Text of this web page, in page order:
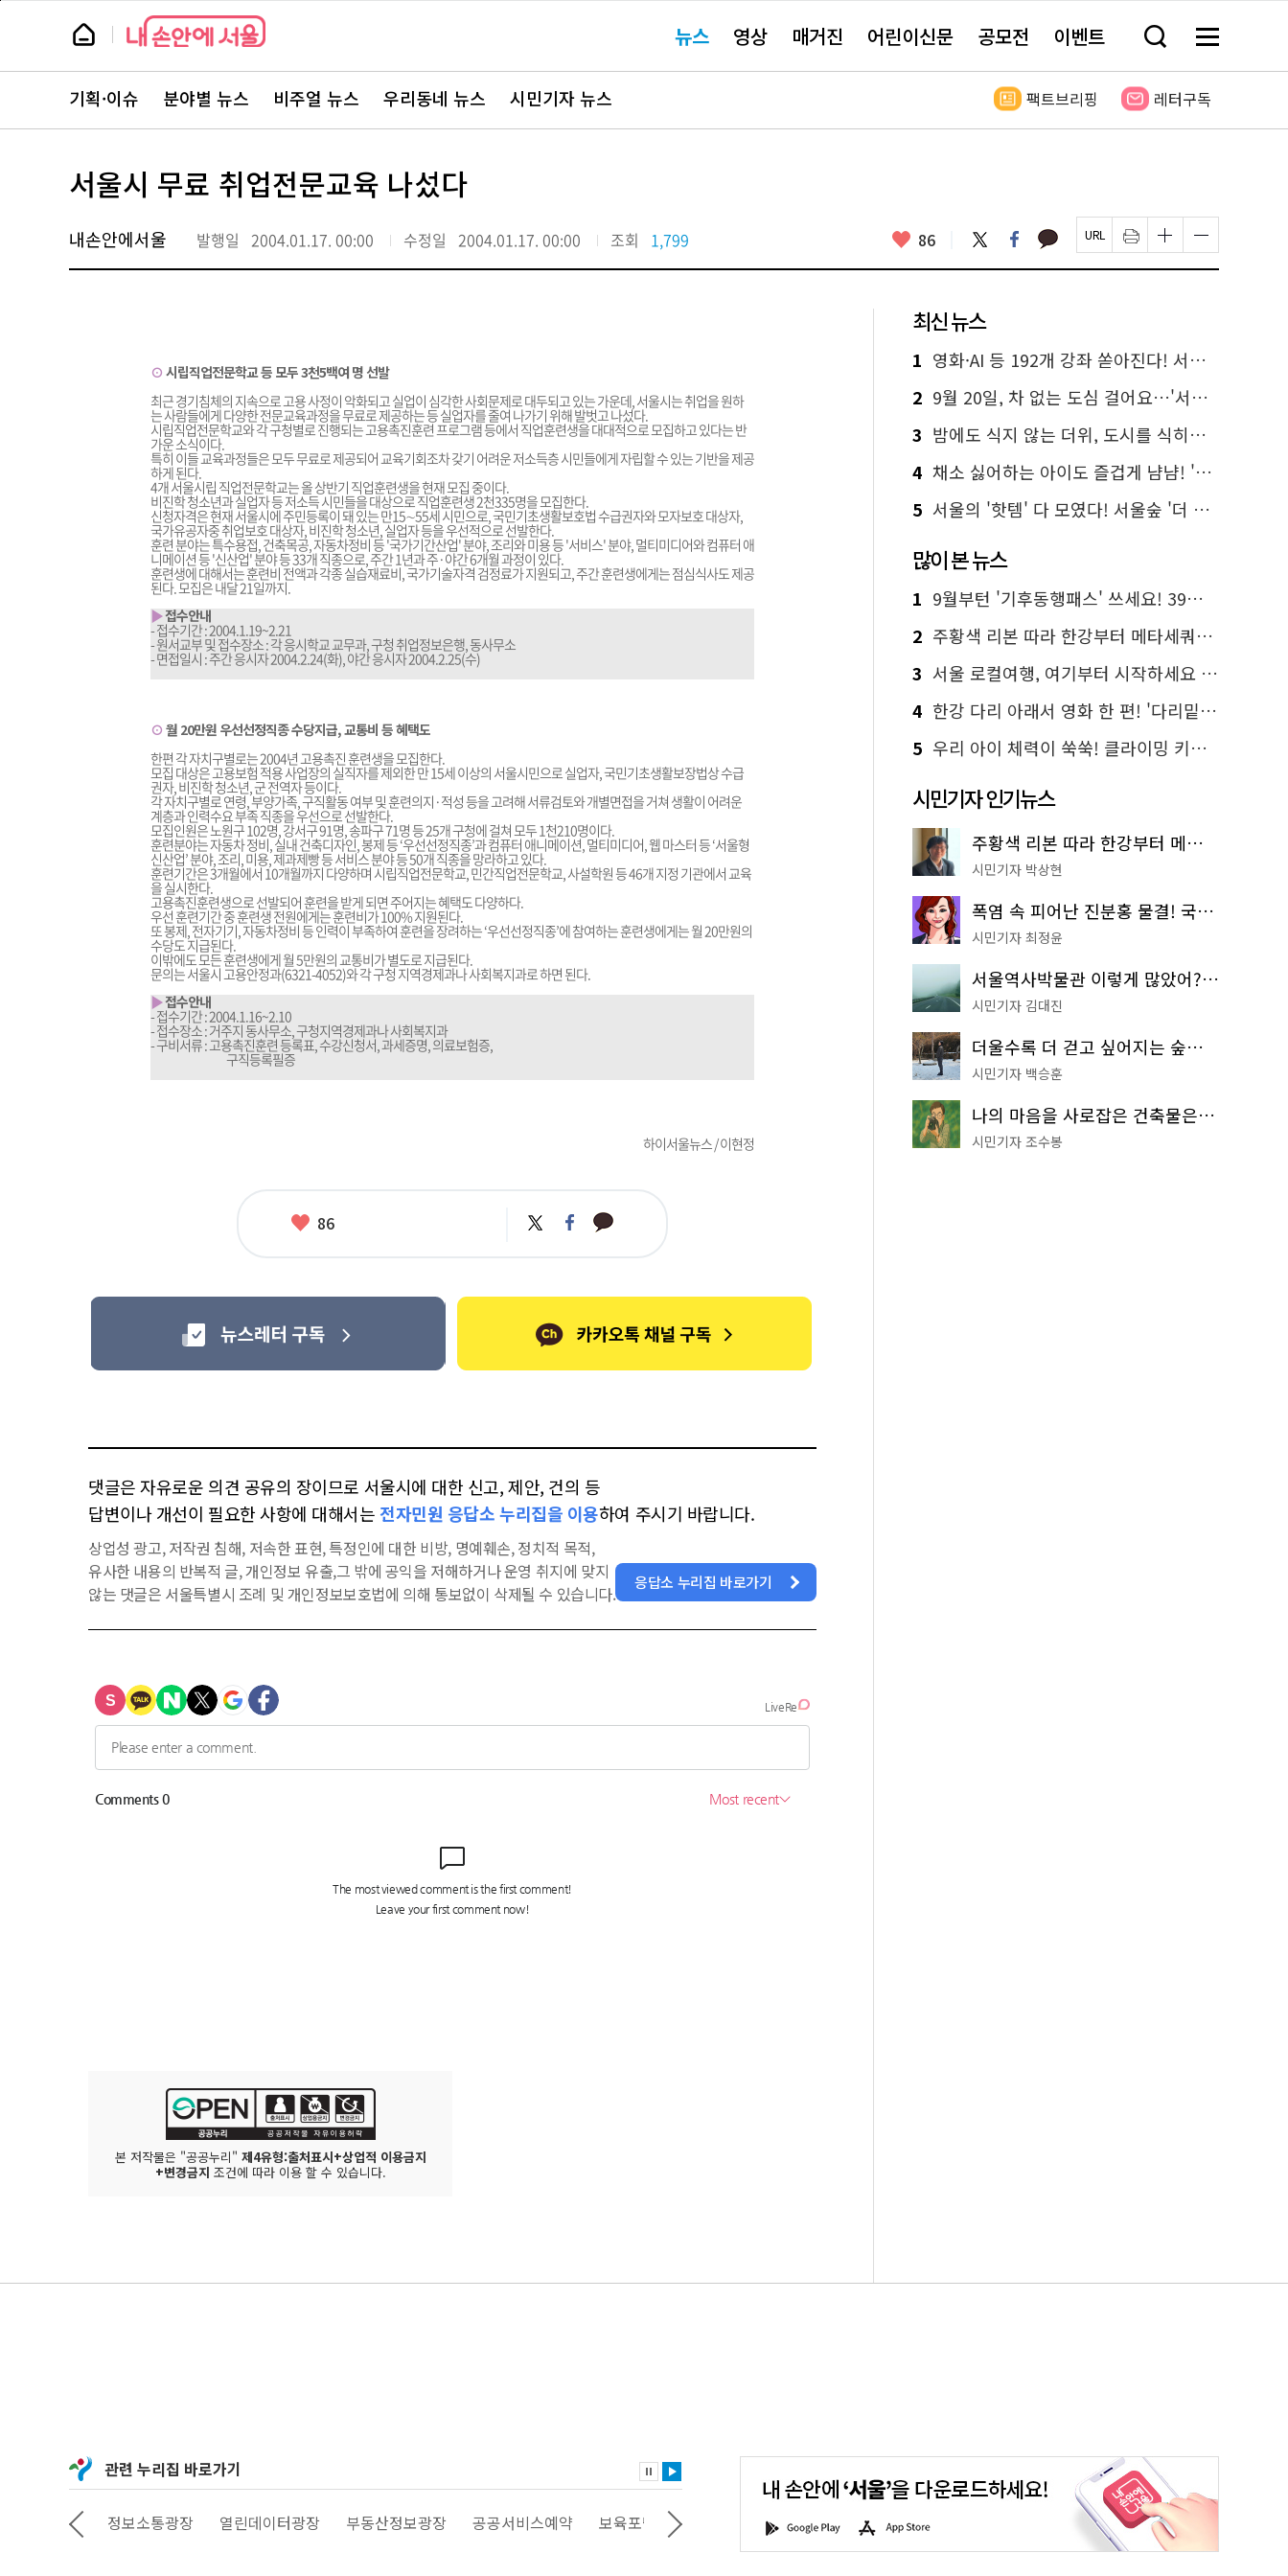
본
뉴
스 요뉴스 영상 매거진 어린이신문 공모전 이벤트 검
창
기
메
전
보
뉴
스
주
서
바
로
기획·이슈 분야별 뉴스 비주얼 뉴스 우리동네 뉴스 시민기자 뉴스 팩트브리핑 레터구독
서울시 무료 취업전문교육 나섰다
내손안에서울 발행일 2004.01.17. 00:00 수정일 2004.01.17. 00:00 조회 1,799 좋
요
86 트
위
터
페
이
스
카
카 페
이
지
인
쇄
하
글
자
크
하
기
글
자
크
하
⊙ 시립직업전문학교 등 모두 3천5백여 명 선발
최근 경기침체의 지속으로 고용 사정이 악화되고 실업이 심각한 사회문제로 대두되고 있는 가운데, 서울시는 취업을 원하
는 사람들에게 다양한 전문교육과정을 무료로 제공하는 등 실업자를 줄여 나가기 위해 발벗고 나섰다.
시립직업전문학교와 각 구청별로 진행되는 고용촉진훈련 프로그램 등에서 직업훈련생을 대대적으로 모집하고 있다는 반
가운 소식이다.
특히 이들 교육과정들은 모두 무료로 제공되어 교육기회조차 갖기 어려운 저소득층 시민들에게 자립할 수 있는 기반을 제공
하게 된다.
4개 서울시립 직업전문학교는 올 상반기 직업훈련생을 현재 모집 중이다.
비진학 청소년과 실업자 등 저소득 시민들을 대상으로 직업훈련생 2천335명을 모집한다.
신청자격은 현재 서울시에 주민등록이 돼 있는 만15∼55세 시민으로, 국민기초생활보호법 수급권자와 모자보호 대상자,
국가유공자중 취업보호 대상자, 비진학 청소년, 실업자 등을 우선적으로 선발한다.
훈련 분야는 특수용접, 건축목공, 자동차정비 등 '국가기간산업' 분야, 조리와 미용 등 '서비스' 분야, 멀티미디어와 컴퓨터 애
니메이션 등 '신산업' 분야 등 33개 직종으로, 주간 1년과 주·야간 6개월 과정이 있다.
훈련생에 대해서는 훈련비 전액과 각종 실습재료비, 국가기술자격 검정료가 지원되고, 주간 훈련생에게는 점심식사도 제공
된다. 모집은 내달 21일까지.
▶접수안내
- 접수기간 : 2004.1.19~2.21
- 원서교부 및 접수장소 : 각 응시학교 교무과, 구청 취업정보은행, 동사무소
- 면접일시 : 주간 응시자 2004.2.24(화), 야간 응시자 2004.2.25(수)
⊙ 월 20만원 우선선정직종 수당지급, 교통비 등 혜택도
한편 각 자치구별로는 2004년 고용촉진 훈련생을 모집한다.
모집 대상은 고용보험 적용 사업장의 실직자를 제외한 만 15세 이상의 서울시민으로 실업자, 국민기초생활보장법상 수급
권자, 비진학 청소년, 군 전역자 등이다.
각 자치구별로 연령, 부양가족, 구직활동 여부 및 훈련의지·적성 등을 고려해 서류검토와 개별면접을 거쳐 생활이 어려운
계층과 인력수요 부족 직종을 우선으로 선발한다.
모집인원은 노원구 102명, 강서구 91명, 송파구 71명 등 25개 구청에 걸쳐 모두 1천210명이다.
훈련분야는 자동차 정비, 실내 건축디자인, 봉제 등 ‘우선선정직종’과 컴퓨터 애니메이션, 멀티미디어, 웹 마스터 등 ‘서울형
신산업’ 분야, 조리, 미용, 제과제빵 등 서비스 분야 등 50개 직종을 망라하고 있다.
훈련기간은 3개월에서 10개월까지 다양하며 시립직업전문학교, 민간직업전문학교, 사설학원 등 46개 지정 기관에서 교육
을 실시한다.
고용촉진훈련생으로 선발되어 훈련을 받게 되면 주어지는 혜택도 다양하다.
우선 훈련기간 중 훈련생 전원에게는 훈련비가 100% 지원된다.
또 봉제, 전자기기, 자동차정비 등 인력이 부족하여 훈련을 장려하는 ‘우선선정직종’에 참여하는 훈련생에게는 월 20만원의
수당도 지급된다.
이밖에도 모든 훈련생에게 월 5만원의 교통비가 별도로 지급된다.
문의는 서울시 고용안정과(6321-4052)와 각 구청 지역경제과나 사회복지과로 하면 된다.
▶접수안내
- 접수기간 : 2004.1.16~2.10
- 접수장소 : 거주지 동사무소, 구청지역경제과나 사회복지과
- 구비서류 : 고용촉진훈련 등록표, 수강신청서, 과세증명, 의료보험증,
구직등록필증
하이서울뉴스 / 이현정
좋
86 트
위
페
이
카
카
댓글은 자유로운 의견 공유의 장이므로 서울시에 대한 신고, 제안, 건의 등
답변이나 개선이 필요한 사항에 대해서는 전자민원 응답소 누리집을 이용하여 주시기 바랍니다.
상업성 광고, 저작권 침해, 저속한 표현, 특정인에 대한 비방, 명예훼손, 정치적 목적,
유사한 내용의 반복적 글, 개인정보 유출,그 밖에 공익을 저해하거나 운영 취지에 맞지
않는 댓글은 서울특별시 조례 및 개인정보보호법에 의해 통보없이 삭제될 수 있습니다.
응답소 누리집 바로가기
본 저작물은 "공공누리" 제4유형:출처표시+상업적 이용금지
+변경금지 조건에 따라 이용 할 수 있습니다.
최신 뉴스
1 영화·AI 등 192개 강좌 쏟아진다! 서울시민대학 선착순 신청
2 9월 20일, 차 없는 도심 걸어요…'서울 걷자 페스티벌' 선착순 5천명
3 밤에도 식지 않는 더위, 도시를 식히는 시원한 해법은?
4 채소 싫어하는 아이도 즐겁게 냠냠! '찾아가는 서울시 식생활 교육' 현장
5 서울의 '핫템' 다 모였다! 서울숲 '더 서울마이소울 라운지' 오픈
많이 본 뉴스
1 9월부턴 '기후동행패스' 쓰세요! 39세까지 청년 혜택
2 주황색 리본 따라 한강부터 메타세쿼이아 숲길까지…서울둘레길 15코스
3 서울 로컬여행, 여기부터 시작하세요 '서울에디션25'
4 한강 다리 아래서 영화 한 편! '다리밑 영화관' 무료 상영
5 우리 아이 체력이 쑥쑥! 클라이밍 키즈카페·어린이 체력장
시민기자 인기뉴스
주황색 리본 따라 한강부터 메타세쿼이아 숲길까지…서울둘레길 15코스
시민기자 박상현
폭염 속 피어난 진분홍 물결! 국립중앙박물관 배롱나무 명소
시민기자 최정윤
서울역사박물관 이렇게 많았어? 주말마다 한 곳씩 떠나는 역사 산책
시민기자 김대진
더울수록 더 걷고 싶어지는 숲길! 서울둘레길 '아차산 코스'
시민기자 백승훈
나의 마음을 사로잡은 건축물은? '서울시 건축상' 수상작 공개!
시민기자 조수봉
관련 누리집 바로가기
상대로 서울 정보소통광장 열린데이터광장 부동산정보광장 공공서비스예약 보육포털 문화포털 평생학습포털 대기환경정보 에코마일리지
내
울'을
다
G
o
o
A
p
p
페